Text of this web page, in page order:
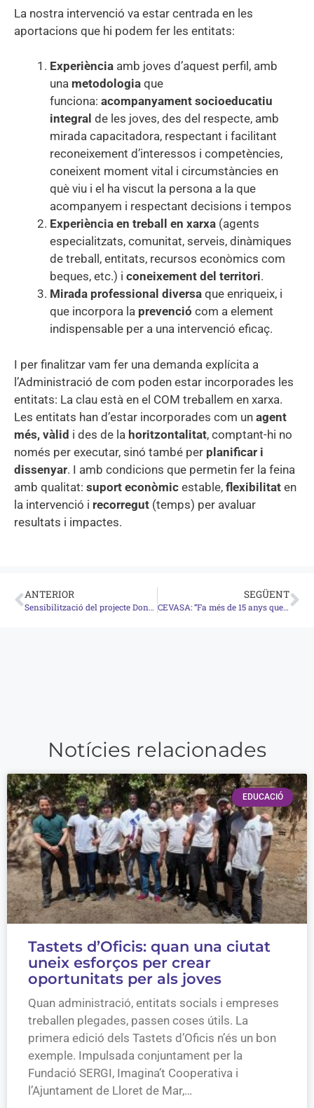
La nostra intervenció va estar centrada en les
aportacions que hi podem fer les entitats:
Experiència amb joves d’aquest perfil, amb
una metodologia que
funciona: acompanyament socioeducatiu
integral de les joves, des del respecte, amb
mirada capacitadora, respectant i facilitant
reconeixement d’interessos i competències,
coneixent moment vital i circumstàncies en
què viu i el ha viscut la persona a la que
acompanyem i respectant decisions i tempos
Experiència en treball en xarxa (agents
especialitzats, comunitat, serveis, dinàmiques
de treball, entitats, recursos econòmics com
beques, etc.) i coneixement del territori.
Mirada professional diversa que enriqueix, i
que incorpora la prevenció com a element
indispensable per a una intervenció eficaç.
I per finalitzar vam fer una demanda explícita a
l’Administració de com poden estar incorporades les
entitats: La clau està en el COM treballem en xarxa.
Les entitats han d’estar incorporades com un agent
més, vàlid i des de la horitzontalitat, comptant-hi no
només per executar, sinó també per planificar i
dissenyar. I amb condicions que permetin fer la feina
amb qualitat: suport econòmic estable, flexibilitat en
la intervenció i recorregut (temps) per avaluar
resultats i impactes.
ANTERIOR
Sensibilització del projecte Dones supervivents
SEGÜENT
CEVASA: “Fa més de 15 anys que col·laborem amb la Fundació SERGI i confiem plenament amb la tasca que fa”
Notícies relacionades
EDUCACIÓ
Tastets d’Oficis: quan una ciutat
uneix esforços per crear
oportunitats per als joves
Quan administració, entitats socials i empreses
treballen plegades, passen coses útils. La
primera edició dels Tastets d’Oficis n’és un bon
exemple. Impulsada conjuntament per la
Fundació SERGI, Imagina’t Cooperativa i
l’Ajuntament de Lloret de Mar,…